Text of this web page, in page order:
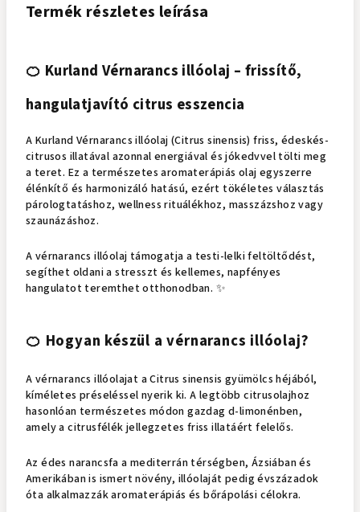
Termék részletes leírása
🍊 Kurland Vérnarancs illóolaj – frissítő,
hangulatjavító citrus esszencia
A Kurland Vérnarancs illóolaj (Citrus sinensis) friss, édeskés-
citrusos illatával azonnal energiával és jókedvvel tölti meg
a teret. Ez a természetes aromaterápiás olaj egyszerre
élénkítő és harmonizáló hatású, ezért tökéletes választás
párologtatáshoz, wellness rituálékhoz, masszázshoz vagy
szaunázáshoz.
A vérnarancs illóolaj támogatja a testi-lelki feltöltődést,
segíthet oldani a stresszt és kellemes, napfényes
hangulatot teremthet otthonodban. ✨
🍊 Hogyan készül a vérnarancs illóolaj?
A vérnarancs illóolajat a Citrus sinensis gyümölcs héjából,
kíméletes préseléssel nyerik ki. A legtöbb citrusolajhoz
hasonlóan természetes módon gazdag d-limonénben,
amely a citrusfélék jellegzetes friss illatáért felelős.
Az édes narancsfa a mediterrán térségben, Ázsiában és
Amerikában is ismert növény, illóolaját pedig évszázadok
óta alkalmazzák aromaterápiás és bőrápolási célokra.